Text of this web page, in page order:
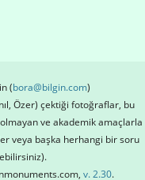
(bora@bilgin.com)
Özer) çektiği fotoğraflar, bu
ve akademik amaçlarla
veya başka herhangi bir soru
v. 2.30.